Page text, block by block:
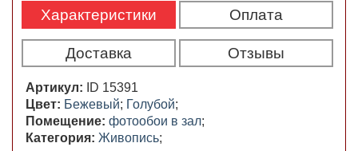
Характеристики Оплата
Доставка Отзывы
Артикул:
ID 15391
Цвет: Бежевый; Голубой;
Помещение: фотообои в зал;
Категория: Живопись;